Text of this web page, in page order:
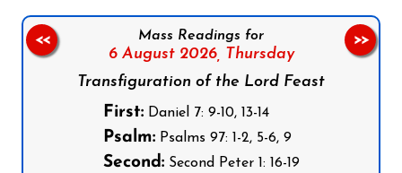
Mass Readings for
6 August 2026, Thursday
Transfiguration of the Lord Feast
First:Daniel 7: 9-10, 13-14
Psalm:Psalms 97: 1-2, 5-6, 9
Second:Second Peter 1: 16-19
<< >>